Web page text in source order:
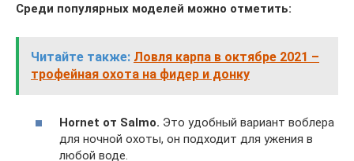
Среди популярных моделей можно отметить:
Читайте также: Ловля карпа в октябре 2021 –
трофейная охота на фидер и донку
Hornet от Salmo. Это удобный вариант воблера
для ночной охоты, он подходит для ужения в
любой воде.